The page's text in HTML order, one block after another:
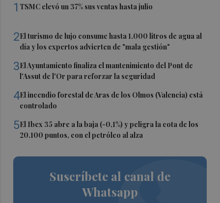
1 TSMC elevó un 37% sus ventas hasta julio
2El turismo de lujo consume hasta 1.000 litros de agua al
día y los expertos advierten de "mala gestión"
3El Ayuntamiento finaliza el mantenimiento del Pont de
l'Assut de l'Or para reforzar la seguridad
4El incendio forestal de Aras de los Olmos (Valencia) está
controlado
5El Ibex 35 abre a la baja (-0,1%) y peligra la cota de los
20.100 puntos, con el petróleo al alza
Suscríbete al canal de
Whatsapp